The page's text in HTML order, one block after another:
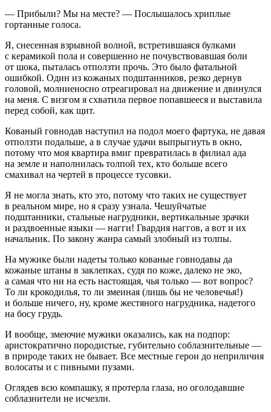
— Прибыли? Мы на месте? — Послышалось хриплые
гортанные голоса.
Я, снесенная взрывной волной, встретившаяся булками
с керамикой пола и совершенно не почувствовавшая боли
от шока, пыталась отползти прочь. Это было фатальной
ошибкой. Один из кожаных подштанников, резко дернув
головой, молниеносно отреагировал на движение и двинулся
на меня. С визгом я схватила первое попавшееся и выставила
перед собой, как щит.
Кованый говнодав наступил на подол моего фартука, не давая
отползти подальше, а в случае удачи выпрыгнуть в окно,
потому что моя квартира вмиг превратилась в филиал ада
на земле и наполнилась толпой тех, кто больше всего
смахивал на чертей в процессе тусовки.
Я не могла знать, кто это, потому что таких не существует
в реальном мире, но я сразу узнала. Чешуйчатые
подштанники, стальные нагрудники, вертикальные зрачки
и раздвоенные языки — нагги! Гвардия наггов, а вот и их
начальник. По закону жанра самый злобный из толпы.
На мужике были надеты только кованые говнодавы да
кожаные штаны в заклепках, судя по коже, далеко не эко,
а самая что ни на есть настоящая, чья только — вот вопрос?
То ли крокодилья, то ли змеиная (лишь бы не человечья!)
и больше ничего, ну, кроме жестяного нагрудника, надетого
на босу грудь.
И вообще, змеючие мужики оказались, как на подпор:
аристократично породистые, губительно соблазнительные —
в природе таких не бывает. Все местные герои до неприличия
волосаты и с пивными пузами.
Оглядев всю компашку, я протерла глаза, но оголодавшие
соблазнители не исчезли.